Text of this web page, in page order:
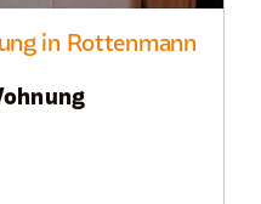
in Rottenmann